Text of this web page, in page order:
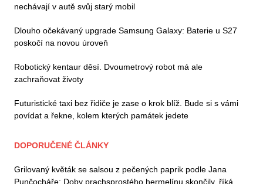
nechávají v autě svůj starý mobil
Dlouho očekávaný upgrade Samsung Galaxy: Baterie u S27
poskočí na novou úroveň
Robotický kentaur děsí. Dvoumetrový robot má ale
zachraňovat životy
Futuristické taxi bez řidiče je zase o krok blíž. Bude si s vámi
povídat a řekne, kolem kterých památek jedete
DOPORUČENÉ ČLÁNKY
Grilovaný květák se salsou z pečených paprik podle Jana
Punčocháře: Doby prachsprostého hermelínu skončily, říká